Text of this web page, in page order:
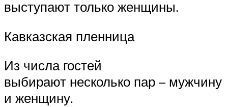
выступают только женщины.
Кавказская пленница
Из числа гостей
выбирают несколько пар – мужчину
и женщину.